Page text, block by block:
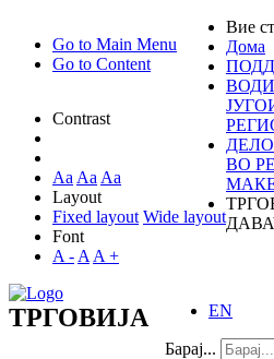
Go to Main Menu
Go to Content
Contrast
Aa Aa Aa
Layout
Fixed layout Wide layout
Font
A - A A +
EN
Барај...
Вие
Дома
ВО
ТРГОВИЈА